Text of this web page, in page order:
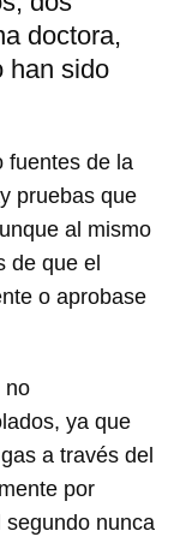
doctora,
han sido
fuentes de la
pruebas que
al mismo
de que el
o aprobase
no
ya que
a través del
por
segundo nunca